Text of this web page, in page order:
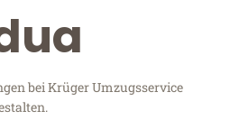
bei Krüger Umzugsservice